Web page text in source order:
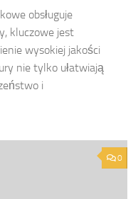
obsługuje
kluczowe jest
wysokiej jakości
nie tylko ułatwiają
i
0